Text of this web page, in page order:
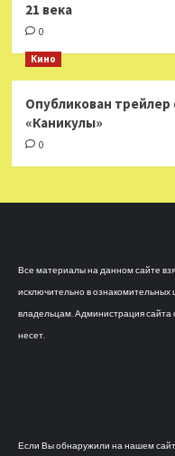
21 века
0
Кино
Опубликован
«Каникулы»
0
Все материалы на данном сайте
исключительно в
владельцам. Администрация сайта
несет.
Если Вы обнаружили на нашем